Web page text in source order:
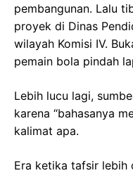
pembangunan. Lalu
proyek di Dinas
wilayah Komisi IV.
pemain bola pindah
Lebih lucu lagi,
karena “bahasanya
kalimat apa.
Era ketika tafsir